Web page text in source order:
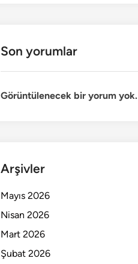
Son yorumlar
Görüntülenecek bir yorum yok.
Arşivler
Mayıs 2026
Nisan 2026
Mart 2026
Şubat 2026